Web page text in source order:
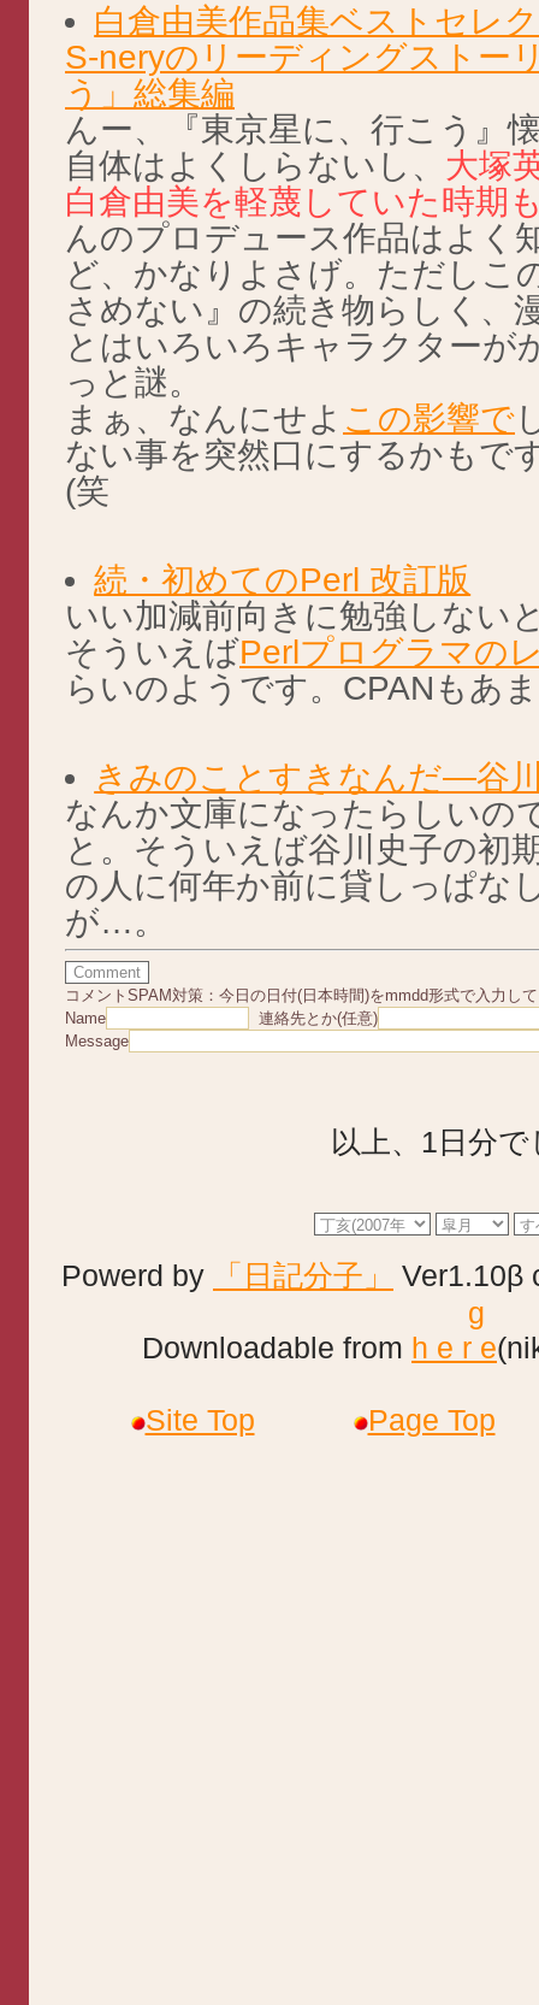
白倉由美作品集ベストセレ
S-neryのリーディングストー
う」総集編
んー、『東京星に、行こう』
自体はよくしらないし、 大塚
白倉由美を軽蔑していた時期
んのプロデュース作品はよく
ど、かなりよさげ。ただしこ
さめない』の続き物らしく、
とはいろいろキャラクターが
っと謎。
まぁ、なんにせよ この影響で
ない事を突然口にするかもで
(笑
続・初めてのPerl 改訂版
いい加減前向きに勉強しない
そういえばPerlプログラマの
らいのようです。CPANもあ
きみのことすきなんだ―谷
なんか文庫になったらしいの
と。そういえば谷川史子の初
の人に何年か前に貸しっぱな
が…。
コメントSPAM対策：今日の日付(日本時間)をmmdd形式で入力し
Name
連絡先とか(任意)
Message
以上、1日分
Powerd by 「日記分子」
Ver1.10β
g
Downloadable from h e r e
Site Top Page Top